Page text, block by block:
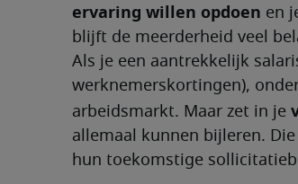
ervaring willen opdoen en
blijft de meerderheid veel
Als je een aantrekkelijk
werknemerskortingen),
arbeidsmarkt. Maar zet in je
allemaal kunnen bijleren.
hun toekomstige